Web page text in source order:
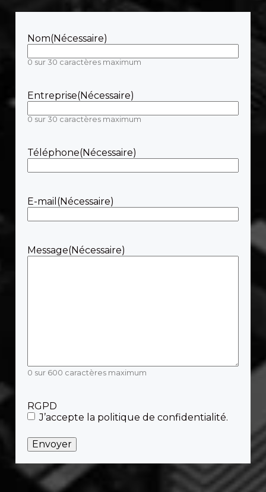
Nom(Nécessaire)
0 sur 30 caractères maximum
Entreprise(Nécessaire)
0 sur 30 caractères maximum
Téléphone(Nécessaire)
E-mail (Nécessaire)
Message(Nécessaire)
0 sur 600 caractères maximum
RGPD
J’accepte la politique de confidentialité.